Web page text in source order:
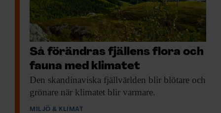
Så förändras fjällens flora och
fauna med klimatet
Den skandinaviska fjäll­världen blir blötare och
grönare när klimatet blir varmare.
MILJÖ & KLIMAT